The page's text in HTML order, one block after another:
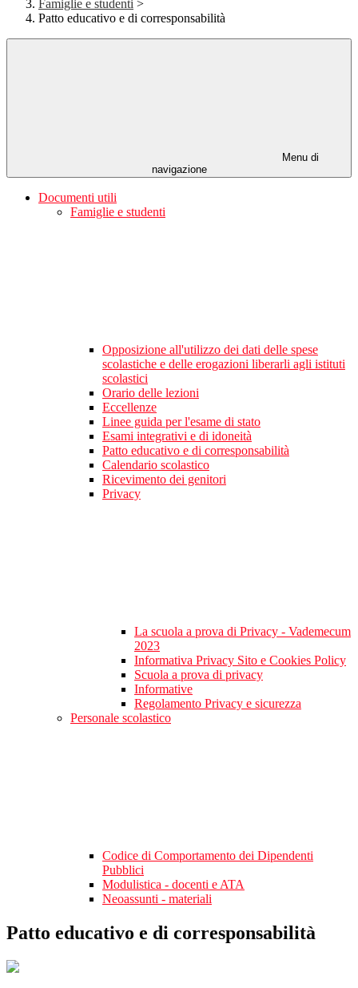
Famiglie e studenti >
Patto educativo e di corresponsabilità
Menu di
navigazione
Documenti utili
Famiglie e studenti
Opposizione all'utilizzo dei dati delle spese
scolastiche e delle erogazioni liberarli agli istituti
scolastici
Orario delle lezioni
Eccellenze
Linee guida per l'esame di stato
Esami integrativi e di idoneità
Patto educativo e di corresponsabilità
Calendario scolastico
Ricevimento dei genitori
Privacy
La scuola a prova di Privacy - Vademecum
2023
Informativa Privacy Sito e Cookies Policy
Scuola a prova di privacy
Informative
Regolamento Privacy e sicurezza
Personale scolastico
Codice di Comportamento dei Dipendenti
Pubblici
Modulistica - docenti e ATA
Neoassunti - materiali
Patto educativo e di corresponsabilità